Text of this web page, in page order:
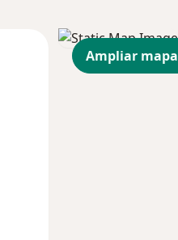
Segunda-feira Ter,
11 Ago
Ampliar mapa